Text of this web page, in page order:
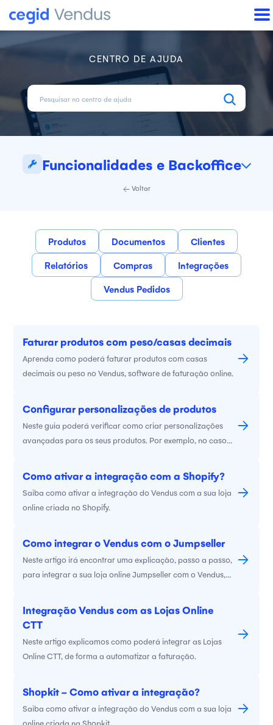
CENTRO DE AJUDA
Funcionalidades e Backoffice
Voltar
Produtos Documentos Clientes
Relatórios Compras Integrações
Vendus Pedidos
Faturar produtos com peso/casas decimais
Aprenda como poderá faturar produtos com casas
decimais ou peso no Vendus, software de faturação online.
Configurar personalizações de produtos
Neste guia poderá verificar como criar personalizações
avançadas para os seus produtos. Por exemplo, no caso
Como ativar a integração com a Shopify?
Saiba como ativar a integração do Vendus com a sua loja
online criada no Shopify.
Como integrar o Vendus com o Jumpseller
Neste artigo irá encontrar uma explicação, passo a passo,
para integrar a sua loja online Jumpseller com o Vendus,
Integração Vendus com as Lojas Online
CTT
Neste artigo explicamos como poderá integrar as Lojas
Online CTT, de forma a automatizar a faturação.
Shopkit - Como ativar a integração?
Saiba como ativar a integração do Vendus com a sua loja
online criada na Shopkit.